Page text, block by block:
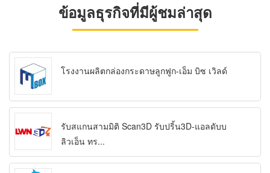
ข้อมูลธุรกิจที่มีผู้ชมล่าสุด
โรงงานผลิตกล่องกระดาษลูกฟูก-เอ็ม บิซ เวิลด์
รับสแกนสามมิติ Scan3D รับปริ้น3D-แอลดับบ
ลิวเอ็น ทร...